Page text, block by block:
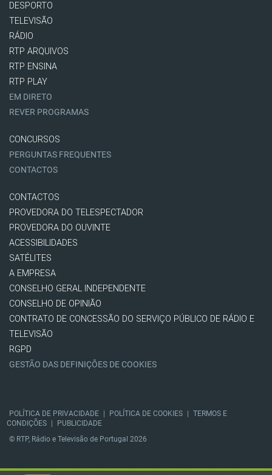
DESPORTO
TELEVISÃO
RÁDIO
RTP ARQUIVOS
RTP ENSINA
RTP PLAY
EM DIRETO
REVER PROGRAMAS
CONCURSOS
PERGUNTAS FREQUENTES
CONTACTOS
CONTACTOS
PROVEDORA DO TELESPECTADOR
PROVEDORA DO OUVINTE
ACESSIBILIDADES
SATÉLITES
A EMPRESA
CONSELHO GERAL INDEPENDENTE
CONSELHO DE OPINIÃO
CONTRATO DE CONCESSÃO DO SERVIÇO PÚBLICO DE RÁDIO E
TELEVISÃO
RGPD
GESTÃO DAS DEFINIÇÕES DE COOKIES
POLÍTICA DE PRIVACIDADE POLÍTICA DE COOKIES
TERMOS E
CONDIÇÕES
PUBLICIDADE
© RTP, Rádio e Televisão de Portugal 2026